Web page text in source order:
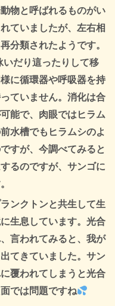
物と呼ばれるものがい
ていましたが、左右相
分類されたようです。
だり這ったりして移
に循環器や呼吸器を持
ていません。消化は合
能で、肉眼ではヒラム
水槽でもヒラムシのよ
すが、今調べてみると
るのですが、サンゴに
ンクトンと共生して生
生息しています。光合
言われてみると、我が
てきていました。サン
覆われてしまうと光合
では問題ですね